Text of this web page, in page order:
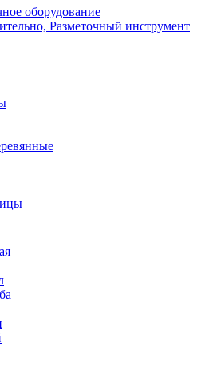
оборудование
Разметочный инструмент